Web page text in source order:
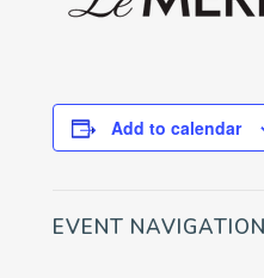
Add to calendar
EVENT NAVIGATION